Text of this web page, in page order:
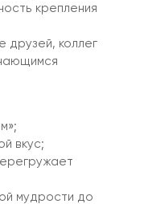
крепления
друзей, коллег
вкус;
мудрости до